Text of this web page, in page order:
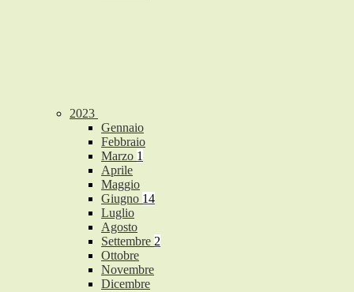
2023
Gennaio
Febbraio
Marzo 1
Aprile
Maggio
Giugno 14
Luglio
Agosto
Settembre 2
Ottobre
Novembre
Dicembre